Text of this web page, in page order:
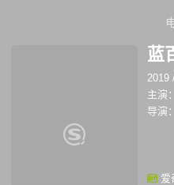
蓝
2019
主演：
导演：
爱